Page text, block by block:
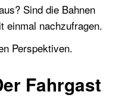
Sind die Bahnen
einmal nachzufragen.
Perspektiven.
Fahrgast